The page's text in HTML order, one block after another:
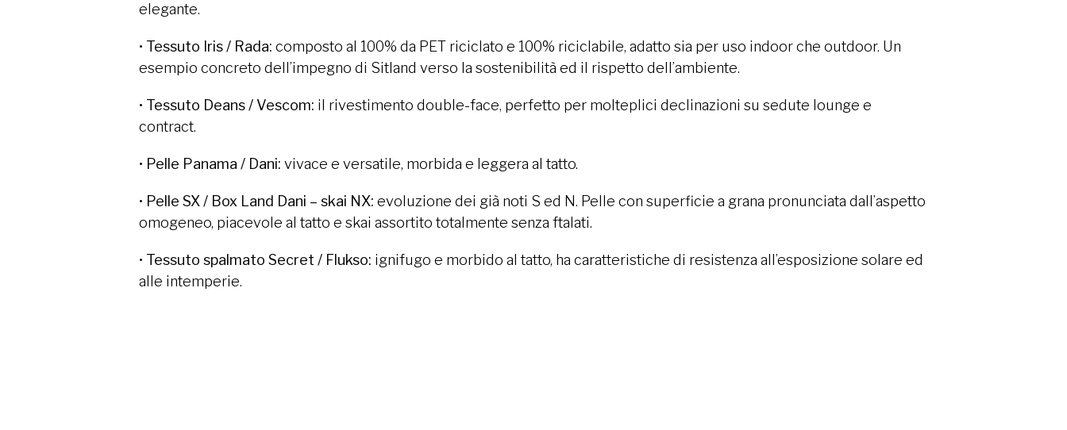
elegante.
• Tessuto Iris / Rada: composto al 100% da PET riciclato e 100% riciclabile, adatto sia per uso indoor che outdoor. Un
esempio concreto dell’impegno di Sitland verso la sostenibilità ed il rispetto dell’ambiente.
• Tessuto Deans / Vescom: il rivestimento double-face, perfetto per molteplici declinazioni su sedute lounge e
contract.
• Pelle Panama / Dani: vivace e versatile, morbida e leggera al tatto.
• Pelle SX / Box Land Dani – skai NX: evoluzione dei già noti S ed N. Pelle con superficie a grana pronunciata dall’aspetto
omogeneo, piacevole al tatto e skai assortito totalmente senza ftalati.
• Tessuto spalmato Secret / Flukso: ignifugo e morbido al tatto, ha caratteristiche di resistenza all’esposizione solare ed
alle intemperie.